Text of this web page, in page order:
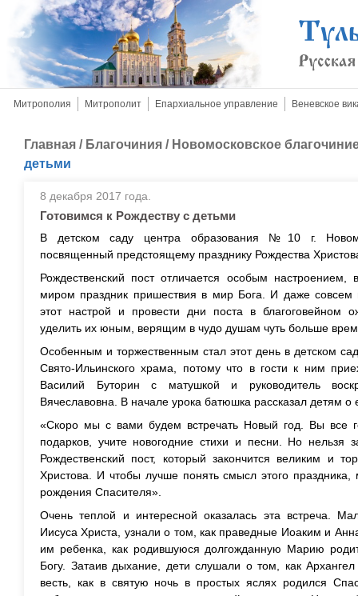
Митрополия Митрополит Епархиальное управление Веневское
Главная / Благочиния / Новомосковское
детьми
8 декабря 2017 года.
Готовимся к Рождеству с детьми
В детском саду центра образования №10 г.
посвященный предстоящему празднику Рождества
Рождественский пост отличается особым
миром праздник пришествия в мир Бога. И даже совсем
этот настрой и провести дни поста в благоговейном
уделить их юным, верящим в чудо душам чуть больше
Особенным и торжественным стал этот день в детском
Свято-Ильинского храма, потому что в гости к ним
Василий Буторин с матушкой и руководитель
Вячеславовна. В начале урока батюшка рассказал детям о
«Скоро мы с вами будем встречать Новый год. Вы все
подарков, учите новогодние стихи и песни. Но нельзя
Рождественский пост, который закончится великим и
Христова. И чтобы лучше понять смысл этого
рождения Спасителя».
Очень теплой и интересной оказалась эта встреча.
Иисуса Христа, узнали о том, как праведные Иоаким и
им ребенка, как родившуюся долгожданную Марию
Богу. Затаив дыхание, дети слушали о том, как
весть, как в святую ночь в простых яслях родился